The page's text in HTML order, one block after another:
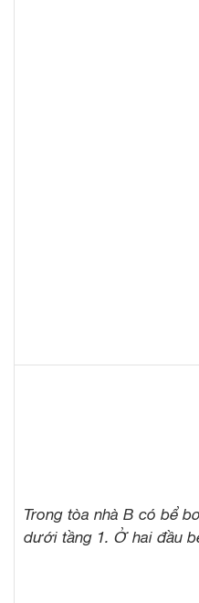
Trong tòa nhà B có bể
dưới tầng 1. Ở hai đầu